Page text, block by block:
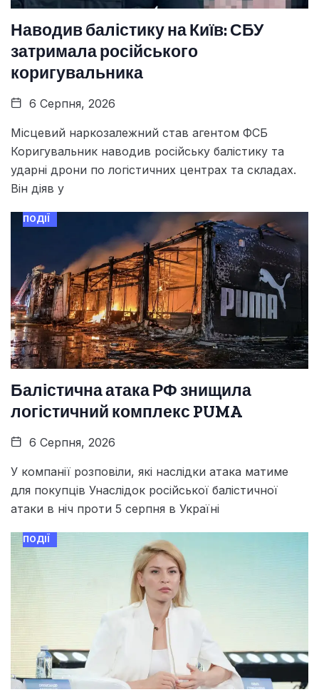
Наводив балістику на Київ: СБУ
затримала російського
коригувальника
6 Серпня, 2026
Місцевий наркозалежний став агентом ФСБ
Коригувальник наводив російську балістику та
ударні дрони по логістичних центрах та складах.
Він діяв у
ПОДІЇ
Балістична атака РФ знищила
логістичний комплекс PUMA
6 Серпня, 2026
У компанії розповіли, які наслідки атака матиме
для покупців Унаслідок російської балістичної
атаки в ніч проти 5 серпня в Україні
ПОДІЇ